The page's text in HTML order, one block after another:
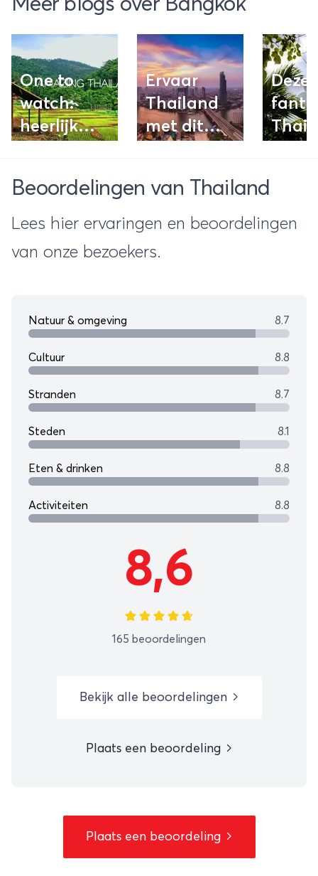
Meer blogs over Bangkok
One to
watch:
heerlijk
Thailand
Ervaar
Thailand
met dit
Deze
alle
Beoordelingen van Thailand
Lees hier ervaringen en beoordelingen
van onze bezoekers.
Natuur & omgeving 8.7
Cultuur 8.8
Stranden 8.7
Steden 8.1
Eten & drinken 8.8
Activiteiten 8.8
8,6
165 beoordelingen
Bekijk alle beoordelingen
Plaats een beoordeling
Plaats een beoordeling